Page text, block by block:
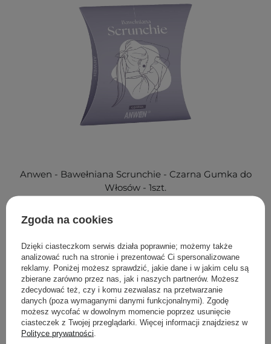
Anwen - Bawełniana Scrunchie - Czarna Gumka do
Włosów - 1szt.
Opaski i gumki do włosów - wygoda i komfort
Nie ma nic lepszego niż uczucie komfortu, gdy Twoje włosy
są związane w sposób, który nie powoduje bólu ani
naciągania. Gumki i opaski dostępne w naszym sklepie są
zaprojektowane z myślą o optymalnym dopasowaniu,
redukując jednocześnie ryzyko uszkodzenia delikatnych
Zgoda na cookies
Dzięki ciasteczkom serwis działa poprawnie; możemy także
analizować ruch na stronie i prezentować Ci spersonalizowane
reklamy. Poniżej możesz sprawdzić, jakie dane i w jakim celu są
zbierane zarówno przez nas, jak i naszych partnerów. Możesz
zdecydować też, czy i komu zezwalasz na przetwarzanie
danych (poza wymaganymi danymi funkcjonalnymi). Zgodę
możesz wycofać w dowolnym momencie poprzez usunięcie
ciasteczek z Twojej przeglądarki. Więcej informacji znajdziesz w
Polityce prywatności